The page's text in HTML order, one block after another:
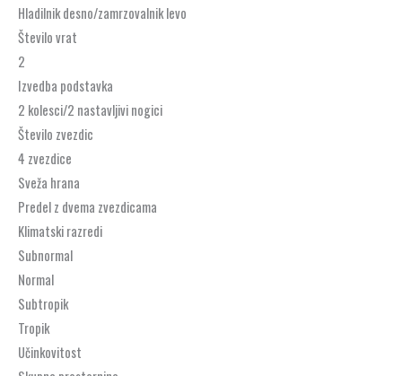
Hladilnik desno/zamrzovalnik levo
Število vrat
2
Izvedba podstavka
2 kolesci/2 nastavljivi nogici
Število zvezdic
4 zvezdice
Sveža hrana
Predel z dvema zvezdicama
Klimatski razredi
Subnormal
Normal
Subtropik
Tropik
Učinkovitost